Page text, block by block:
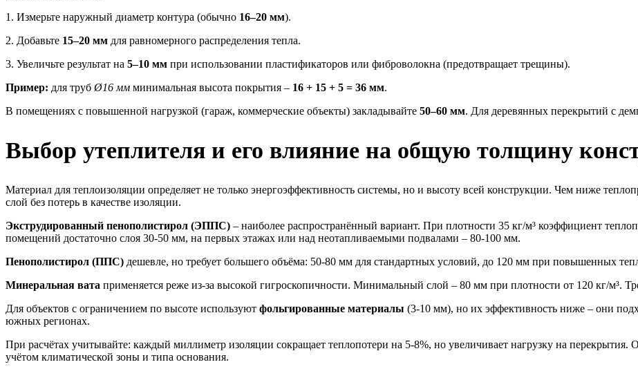
1. Измерьте наружный диаметр контура (обычно 16–20 мм).
2. Добавьте 15–20 мм для равномерного распределения тепла.
3. Увеличьте результат на 5–10 мм при использовании пластификаторов или фиброволокна (предотвращает трещины).
Пример: для труб Ø16 мм минимальная высота покрытия – 16 + 15 + 5 = 36 мм.
В помещениях с повышенной нагрузкой (гараж, коммерческие объекты) закладывайте 50–60 мм. Для деревянных перекрытий с
Выбор утеплителя и его влияние на общую толщину
Материал для теплоизоляции определяет не только энергоэффективность системы, но и высоту всей конструкции. Чем ниже
слой без потерь в качестве изоляции.
Экструдированный пенополистирол (ЭППС) – наиболее распространённый вариант. При плотности 35 кг/м³ коэффициент
помещений достаточно слоя 30-50 мм, на первых этажах или над неотапливаемыми подвалами – 80-100 мм.
Пенополистирол (ППС) дешевле, но требует большего объёма: 50-80 мм для стандартных условий, до 120 мм при повышенных
Минеральная вата применяется реже из-за высокой гигроскопичности. Минимальный слой – 80 мм при плотности от 120 кг/м³.
Для объектов с ограничением по высоте используют фольгированные материалы (3-10 мм), но их эффективность ниже – они
южных регионах.
При расчётах учитывайте: каждый миллиметр изоляции сокращает теплопотери на 5-8%, но увеличивает нагрузку на перекрытия.
учётом климатической зоны и типа основания.